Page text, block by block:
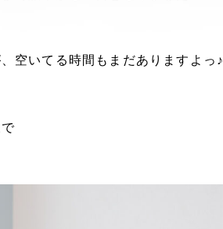
空いてる時間もまだありますよっ♪